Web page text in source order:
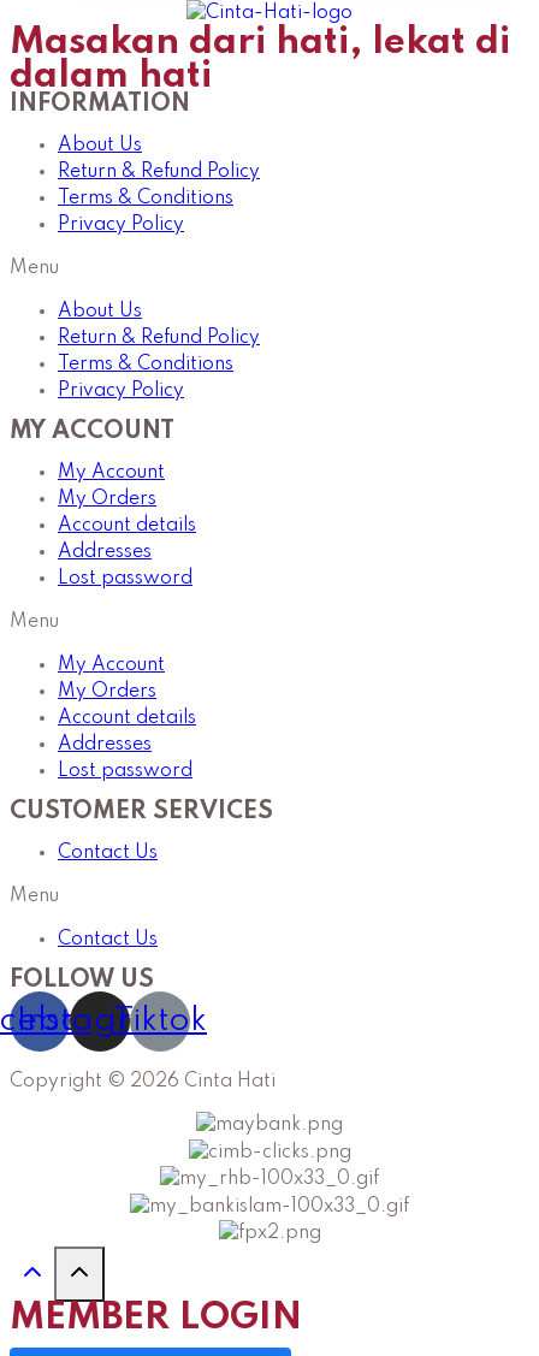
Masakan dari hati, lekat di
dalam hati
INFORMATION
About Us
Return & Refund Policy
Terms & Conditions
Privacy Policy
Menu
About Us
Return & Refund Policy
Terms & Conditions
Privacy Policy
MY ACCOUNT
My Account
My Orders
Account details
Addresses
Lost password
Menu
My Account
My Orders
Account details
Addresses
Lost password
CUSTOMER SERVICES
Contact Us
Menu
Contact Us
FOLLOW US
Instagram
Tiktok
Copyright © 2026 Cinta Hati
MEMBER LOGIN